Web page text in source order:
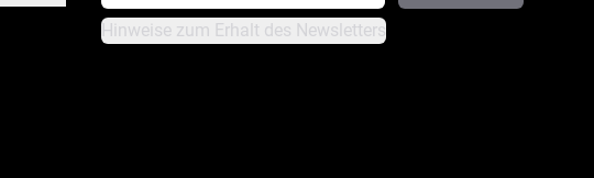
Hinweise zum Erhalt des Newsletters